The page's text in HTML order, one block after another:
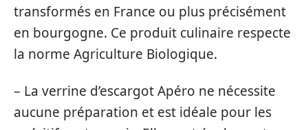
transformés en France ou plus précisément
en bourgogne. Ce produit culinaire respecte
la norme Agriculture Biologique.
– La verrine d’escargot Apéro ne nécessite
aucune préparation et est idéale pour les